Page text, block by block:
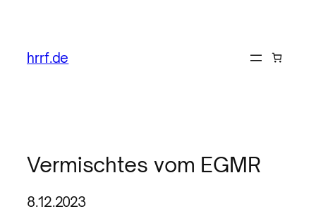
hrrf.de
Vermischtes vom EGMR
8.12.2023